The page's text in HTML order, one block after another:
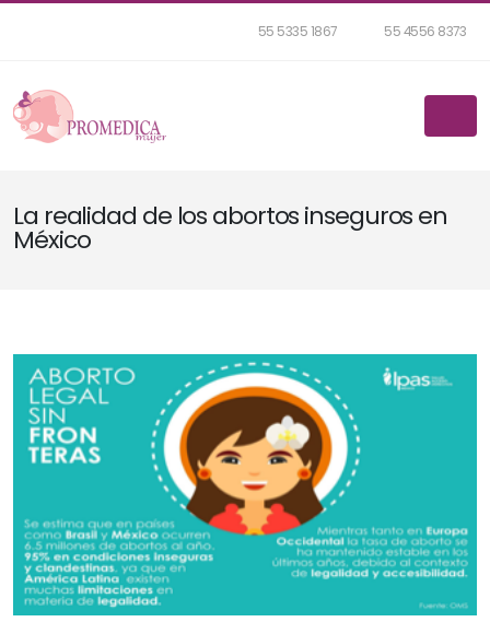
55 5335 1867 55 4556 8373
La realidad de los abortos inseguros en
México